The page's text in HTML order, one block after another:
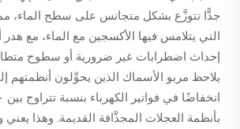
جدًّا تتوزَّع بشكل متجانس على سطح الماء،
التي يتلامس فيها الأكسجين مع الماء، مع
إحداث اضطرابات غير ضرورية أو سطوح
يلاحظ مربو الأسماك الذين يحوِّلون أنظمتهم
بأنظمة العجلات المجذَّافة القديمة. وهذا